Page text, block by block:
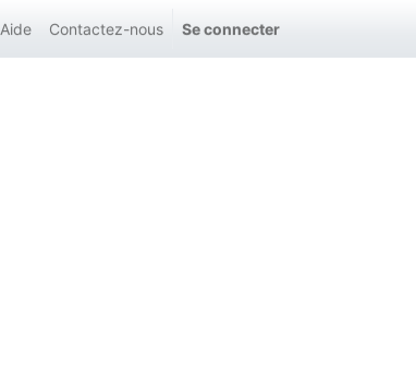
Aide Contactez-nous Se connecter